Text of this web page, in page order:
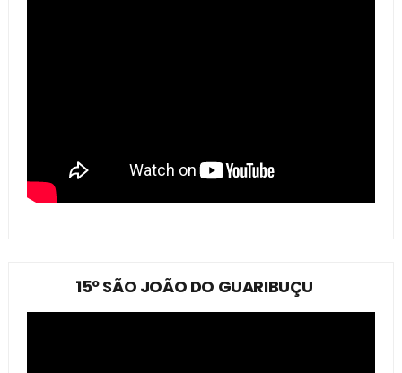
15º SÃO JOÃO DO GUARIBUÇU